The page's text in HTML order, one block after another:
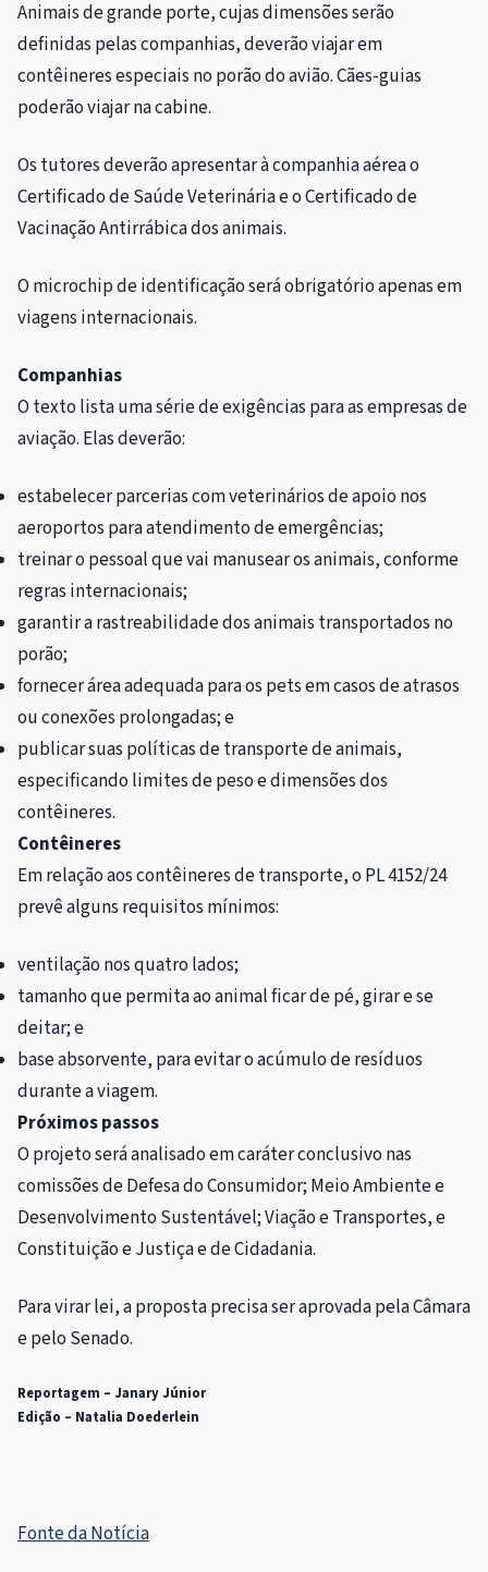
Animais de grande porte, cujas dimensões serão
definidas pelas companhias, deverão viajar em
contêineres especiais no porão do avião. Cães-guias
poderão viajar na cabine.
Os tutores deverão apresentar à companhia aérea o
Certificado de Saúde Veterinária e o Certificado de
Vacinação Antirrábica dos animais.
O microchip de identificação será obrigatório apenas em
viagens internacionais.
Companhias
O texto lista uma série de exigências para as empresas de
aviação. Elas deverão:
estabelecer parcerias com veterinários de apoio nos
aeroportos para atendimento de emergências;
treinar o pessoal que vai manusear os animais, conforme
regras internacionais;
garantir a rastreabilidade dos animais transportados no
porão;
fornecer área adequada para os pets em casos de atrasos
ou conexões prolongadas; e
publicar suas políticas de transporte de animais,
especificando limites de peso e dimensões dos
contêineres.
Contêineres
Em relação aos contêineres de transporte, o PL 4152/24
prevê alguns requisitos mínimos:
ventilação nos quatro lados;
tamanho que permita ao animal ficar de pé, girar e se
deitar; e
base absorvente, para evitar o acúmulo de resíduos
durante a viagem.
Próximos passos
O projeto será analisado emcaráter conclusivo nas
comissões de Defesa do Consumidor; Meio Ambiente e
Desenvolvimento Sustentável; Viação e Transportes, e
Constituição e Justiça e de Cidadania.
Para virar lei, a proposta precisa ser aprovada pela Câmara
e pelo Senado.
Reportagem – Janary Júnior
Edição – Natalia Doederlein
Fonte da Notícia